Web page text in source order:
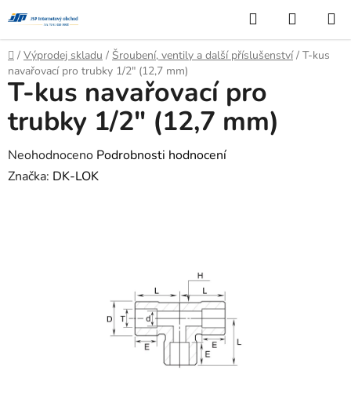
na
obsah
Hledat
KOŠÍK
Domů
/ Výprodej skladu / Šroubení, ventily a další příslušenství / T-kus
navařovací pro trubky 1/2" (12,7 mm)
T-kus navařovací pro
trubky 1/2" (12,7 mm)
Průměrné
hodnocení
Neohodnoceno Podrobnosti hodnocení
Značka: DK-LOK